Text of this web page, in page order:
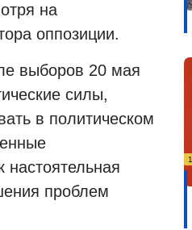
на
оппозиции.
выборов 20 мая
силы,
в политическом
настоятельная
проблем